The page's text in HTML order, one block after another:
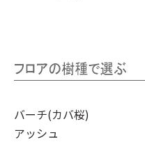
バーチ(カバ桜)
アッシュ